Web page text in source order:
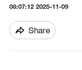
08:07:12 2025-11-09
Share